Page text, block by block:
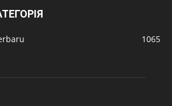
1065